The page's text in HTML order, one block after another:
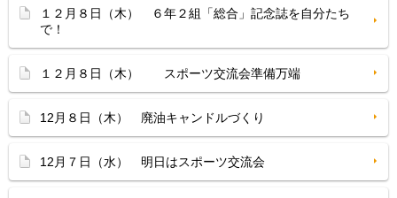
１２月８日（木） ６年２組「総合」記念誌を自分たち
で！
１２月８日（木） スポーツ交流会準備万端
12月８日（木） 廃油キャンドルづくり
12月７日（水） 明日はスポーツ交流会